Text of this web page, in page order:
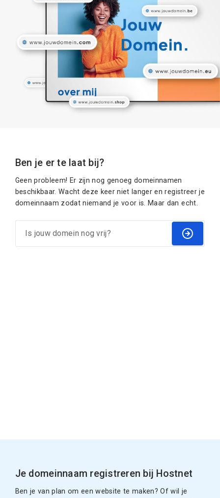
Ben je er te laat bij?
Geen probleem! Er zijn nog genoeg domeinnamen
beschikbaar. Wacht deze keer niet langer en registreer je
domeinnaam zodat niemand je voor is. Maar dan echt.
Je domeinnaam registreren bij Hostnet
Ben je van plan om een website te maken? Of wil je